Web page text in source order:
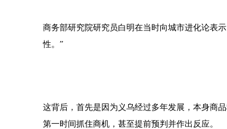
商务部研究院研究员白明在当时向城市进化论表
性。”
这背后，首先是因为义乌经过多年发展，本身商
第一时间抓住商机，甚至提前预判并作出反应。